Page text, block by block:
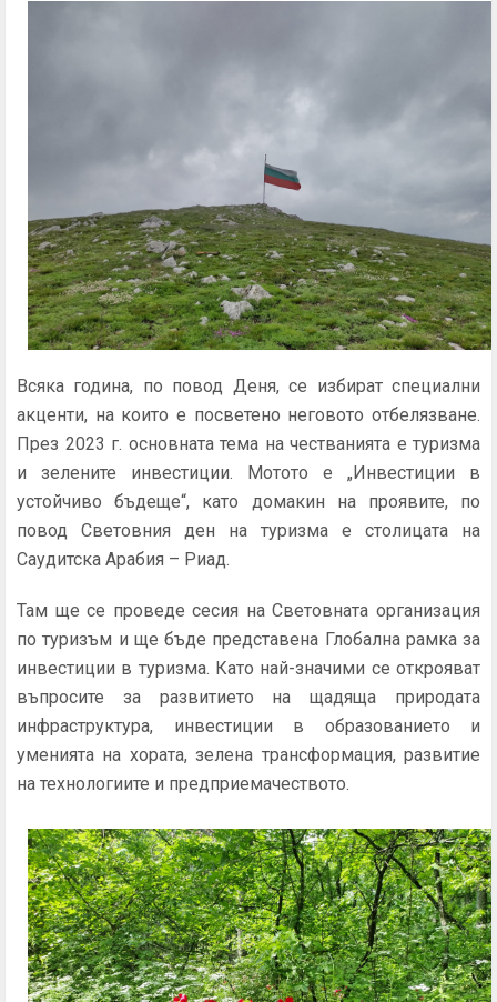
Всяка година, по повод Деня, се избират специални
акценти, на които е посветено неговото отбелязване.
През 2023 г. основната тема на честванията е туризма
и зелените инвестиции. Мотото е „Инвестиции в
устойчиво бъдеще“, като домакин на проявите, по
повод Световния ден на туризма е столицата на
Саудитска Арабия – Риад.
Там ще се проведе сесия на Световната организация
по туризъм и ще бъде представена Глобална рамка за
инвестиции в туризма. Като най-значими се открояват
въпросите за развитието на щадяща природата
инфраструктура, инвестиции в образованието и
уменията на хората, зелена трансформация, развитие
на технологиите и предприемачеството.